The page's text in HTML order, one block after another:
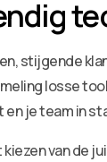
stijgende
losse
je team in
van de